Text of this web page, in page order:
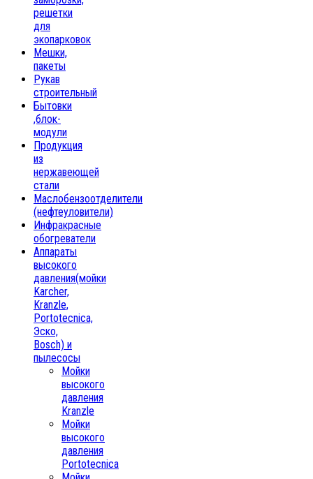
решетки
для
экопарковок
Мешки,
пакеты
Рукав
строительный
Бытовки
,блок-
модули
Продукция
из
нержавеющей
стали
Маслобензоотделители
(нефтеуловители)
Инфракрасные
обогреватели
Аппараты
высокого
давления(мойки
Karcher,
Kranzle,
Portotecnica,
Эско,
Bosch) и
пылесосы
Мойки
высокого
давления
Kranzle
Мойки
высокого
давления
Portotecnica